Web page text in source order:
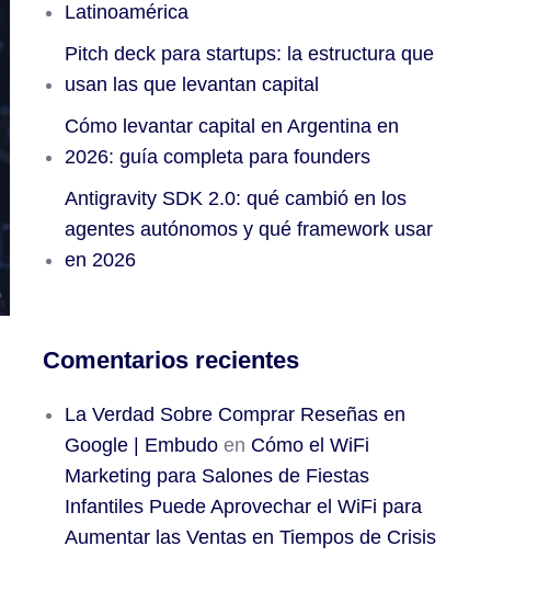
Latinoamérica
Pitch deck para startups: la estructura que
usan las que levantan capital
Cómo levantar capital en Argentina en
2026: guía completa para founders
Antigravity SDK 2.0: qué cambió en los
agentes autónomos y qué framework usar
en 2026
Comentarios recientes
La Verdad Sobre Comprar Reseñas en
Google | Embudo en Cómo el WiFi
Marketing para Salones de Fiestas
Infantiles Puede Aprovechar el WiFi para
Aumentar las Ventas en Tiempos de Crisis